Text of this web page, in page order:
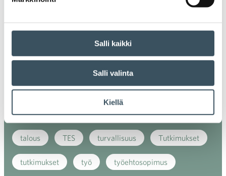
Salli kaikki
Salli valinta
Kiellä
kuluttajat kuluttajien luottamus
myyntikoulutus nuoret osaaminen
palvelut sosiaalinen vastuu sääntely
talous TES turvallisuus Tutkimukset
tutkimukset työ työehtosopimus